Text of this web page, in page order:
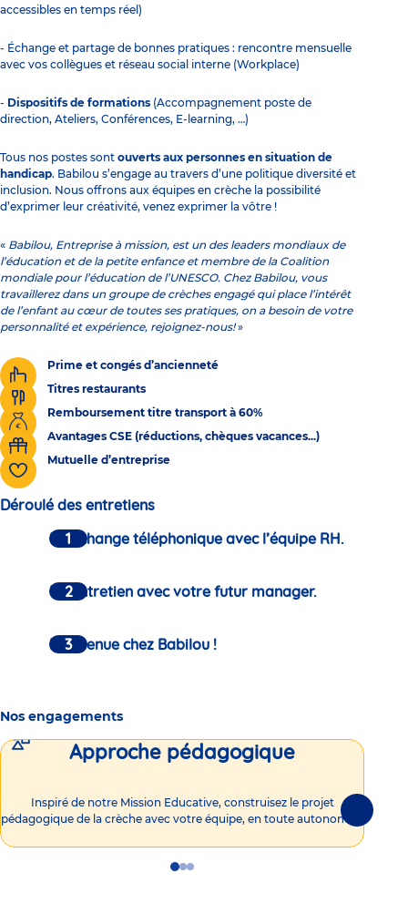
accessibles en temps réel)
- Échange et partage de bonnes pratiques : rencontre mensuelle
avec vos collègues et réseau social interne (Workplace)
- Dispositifs de formations (Accompagnement poste de
direction, Ateliers, Conférences, E-learning, …)
Tous nos postes sont ouverts aux personnes en situation de
handicap. Babilou s’engage au travers d’une politique diversité et
inclusion. Nous offrons aux équipes en crèche la possibilité
d’exprimer leur créativité, venez exprimer la vôtre !
« Babilou, Entreprise à mission, est un des leaders mondiaux de
l’éducation et de la petite enfance et membre de la Coalition
mondiale pour l’éducation de l’UNESCO. Chez Babilou, vous
travaillerez dans un groupe de crèches engagé qui place l’intérêt
de l’enfant au cœur de toutes ses pratiques, on a besoin de votre
personnalité et expérience, rejoignez-nous!»
Prime et congés d’ancienneté
Titres restaurants
Remboursement titre transport à 60%
Avantages CSE (réductions, chèques vacances...)
Mutuelle d’entreprise
Déroulé des entretiens
Un échange téléphonique avec l’équipe RH.
Un entretien avec votre futur manager.
Bienvenue chez Babilou !
Nos engagements
Approche pédagogique
Inspiré de notre Mission Educative, construisez le projet
pédagogique de la crèche avec votre équipe, en toute autonomie !
GoGoGo